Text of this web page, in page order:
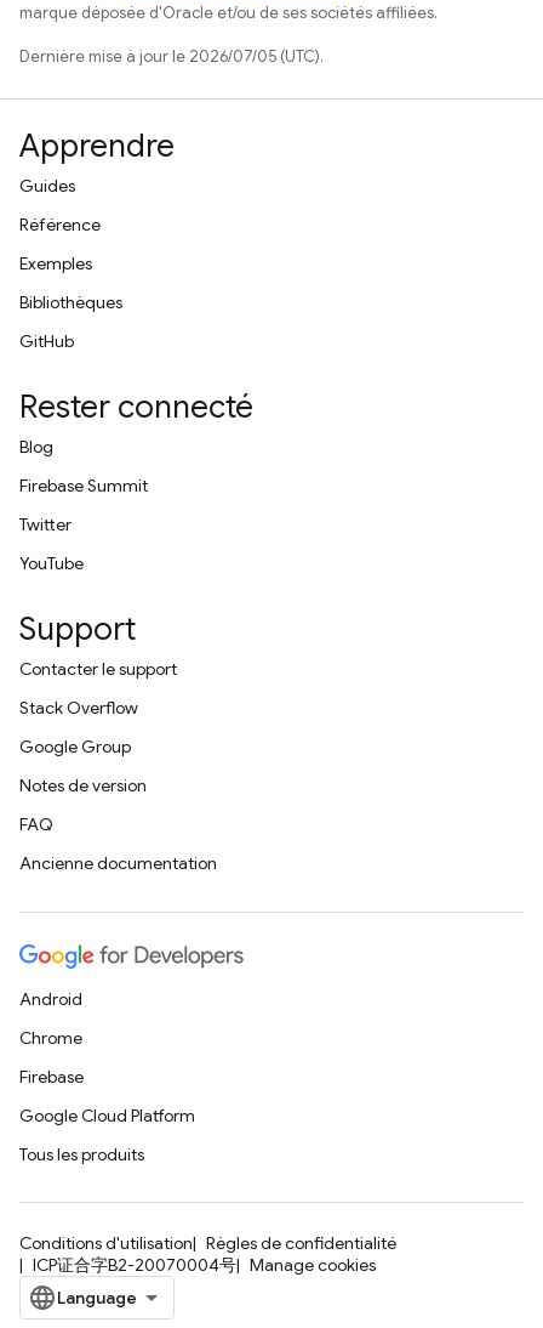
marque déposée d'Oracle et/ou de ses sociétés affiliées.
Dernière mise à jour le 2026/07/05 (UTC).
Apprendre
Guides
Référence
Exemples
Bibliothèques
GitHub
Rester connecté
Blog
Firebase Summit
Twitter
YouTube
Support
Contacter le support
Stack Overflow
Google Group
Notes de version
FAQ
Ancienne documentation
Android
Chrome
Firebase
Google Cloud Platform
Tous les produits
Conditions d'utilisation
Règles de confidentialité
ICP证合字B2-20070004号
Manage cookies